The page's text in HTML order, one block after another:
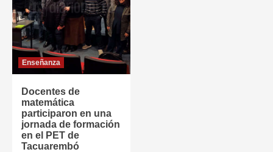
Enseñanza
Docentes de
matemática
participaron en una
jornada de formación
en el PET de
Tacuarembó